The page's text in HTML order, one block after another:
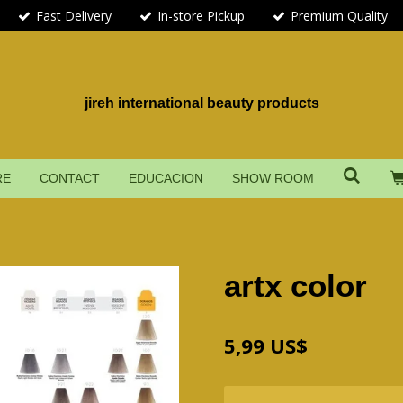
Fast Delivery In-store Pickup Premium Quality
jireh international beauty products
CONTACT EDUCACION SHOW ROOM
artx color
5,99 US$